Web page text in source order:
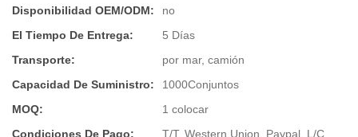
Disponibilidad OEM/ODM:
no
El Tiempo De Entrega:
5 Días
Transporte:
por mar, camión
Capacidad De Suministro:
1000Conjuntos
MOQ:
1 colocar
Condiciones De Pago:
T/T, Western Union, Paypal, L/C